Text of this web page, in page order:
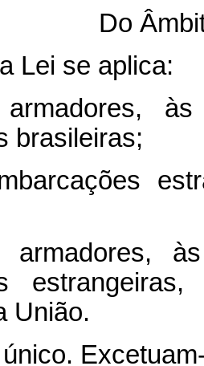
Do
Lei se aplica:
às
brasileiras;
União.